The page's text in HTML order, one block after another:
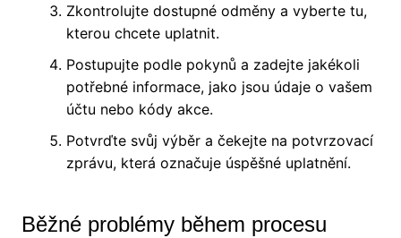
Zkontrolujte dostupné odměny a vyberte tu,
kterou chcete uplatnit.
Postupujte podle pokynů a zadejte jakékoli
potřebné informace, jako jsou údaje o vašem
účtu nebo kódy akce.
Potvrďte svůj výběr a čekejte na potvrzovací
zprávu, která označuje úspěšné uplatnění.
Běžné problémy během procesu